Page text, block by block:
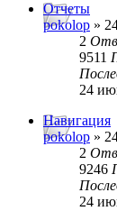
Отчеты
pokolop »
2
9511
24
Навигация
pokolop »
2
9246
24